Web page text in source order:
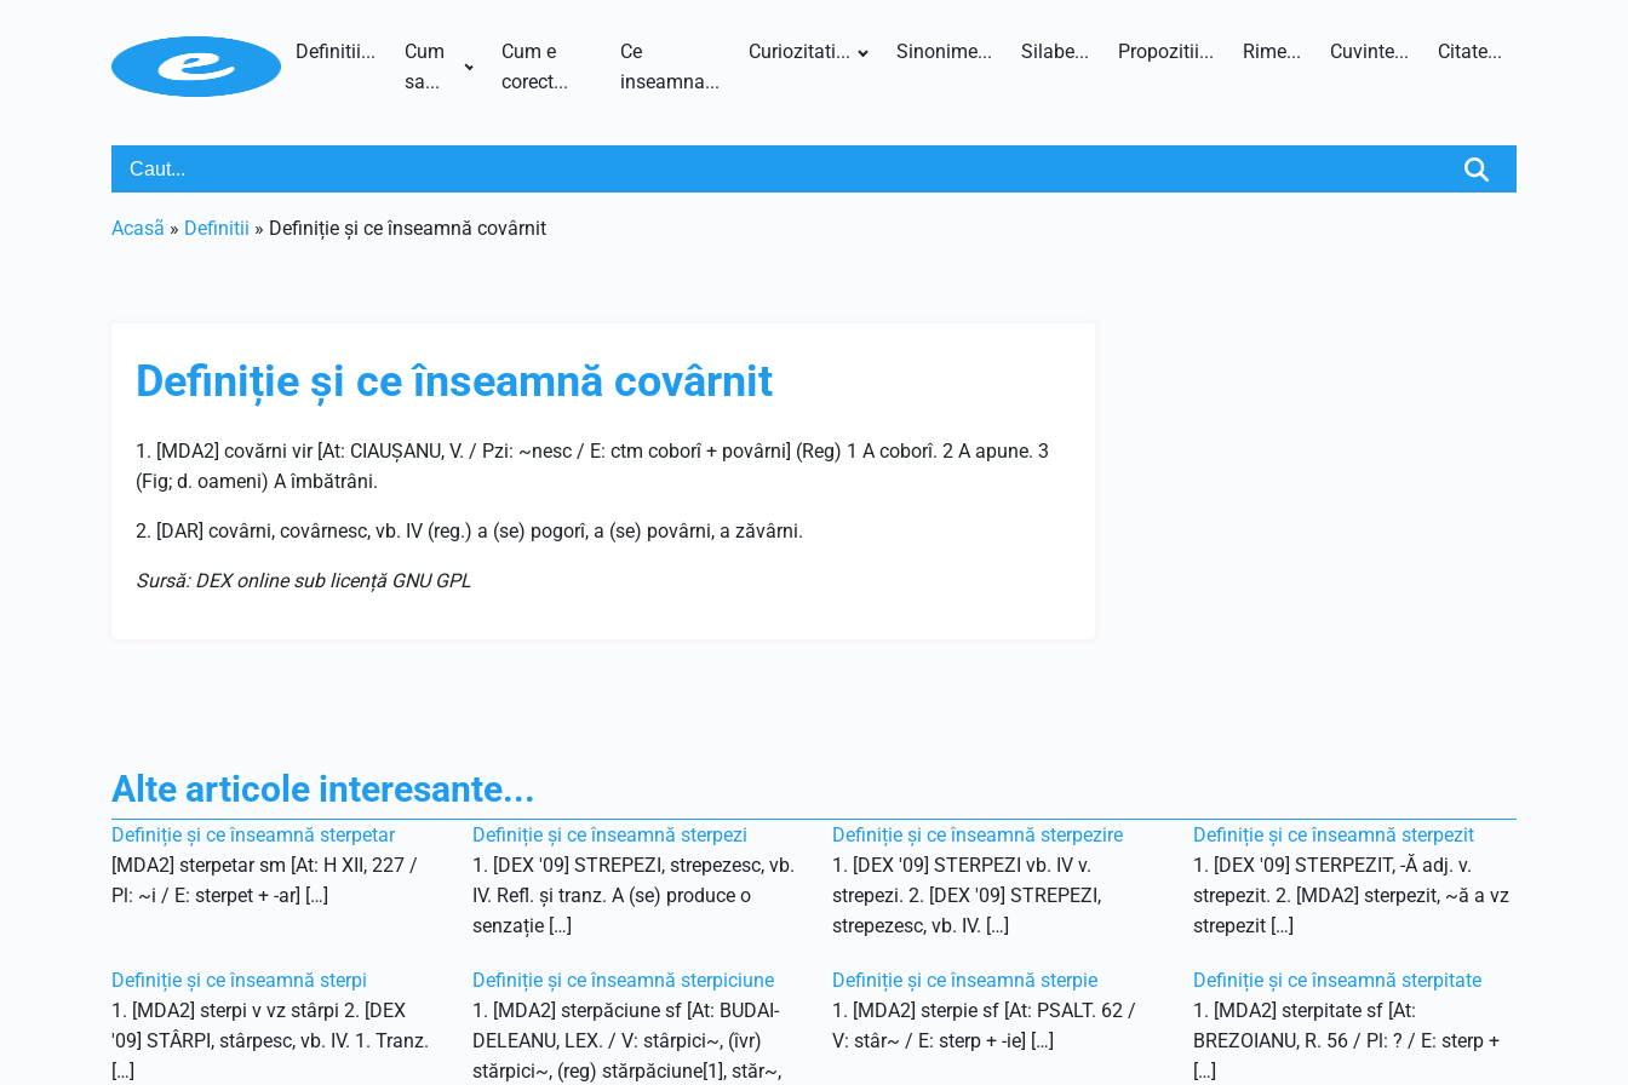
Definitii...
Cum
sa...
Cum e
corect...
Ce
inseamna...
Curiozitati... Sinonime... Silabe... Propozitii... Rime... Cuvinte... Citate...
Acasã » Definitii » Definiție și ce înseamnă covârnit
Definiție și ce înseamnă covârnit
1. [MDA2] covărni vir [At: CIAUȘANU, V. / Pzi: ~nesc / E: ctm coborî + povârni] (Reg) 1 A coborî. 2 A apune. 3
(Fig; d. oameni) A îmbătrâni.
2. [DAR] covârni, covârnesc, vb. IV (reg.) a (se) pogorî, a (se) povârni, a zăvârni.
Sursă: DEX online sub licență GNU GPL
Alte articole interesante...
Definiție și ce înseamnă sterpetar
[MDA2] sterpetar sm [At: H XII, 227 /
Pl: ~i / E: sterpet + -ar] […]
Definiție și ce înseamnă sterpezi
1. [DEX '09] STREPEZI, strepezesc, vb.
IV. Refl. și tranz. A (se) produce o
senzație […]
Definiție și ce înseamnă sterpezire
1. [DEX '09] STERPEZI vb. IV v.
strepezi. 2. [DEX '09] STREPEZI,
strepezesc, vb. IV. […]
Definiție și ce înseamnă sterpezit
1. [DEX '09] STERPEZIT, -Ă adj. v.
strepezit. 2. [MDA2] sterpezit, ~ă a vz
strepezit […]
Definiție și ce înseamnă sterpi
1. [MDA2] sterpi v vz stârpi 2. [DEX
'09] STÂRPI, stârpesc, vb. IV. 1. Tranz.
[…]
Definiție și ce înseamnă sterpiciune
1. [MDA2] sterpăciune sf [At: BUDAI-
DELEANU, LEX. / V: stârpici~, (îvr)
stărpici~, (reg) stărpăciune[1], stăr~,
Definiție și ce înseamnă sterpie
1. [MDA2] sterpie sf [At: PSALT. 62 /
V: stâr~ / E: sterp + -ie] […]
Definiție și ce înseamnă sterpitate
1. [MDA2] sterpitate sf [At:
BREZOIANU, R. 56 / Pl: ? / E: sterp +
[…]